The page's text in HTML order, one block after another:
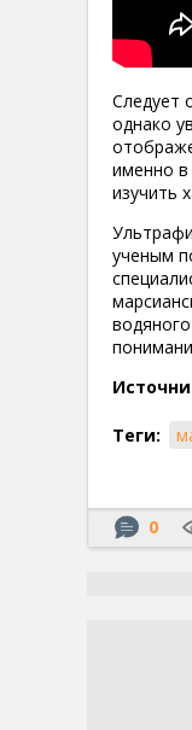
Следует
однако
именно в
изучить
ученым
Теги:
0